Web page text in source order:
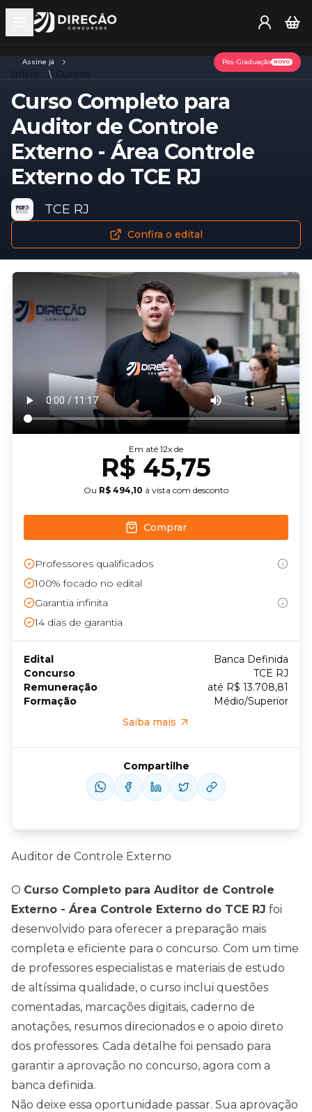
Open main menu
Assine já Pós-Graduação NOVO
Curso Completo para
Auditor de Controle
Externo - Área Controle
Externo do TCE RJ
TCE RJ
Confira o edital
Auditor de Controle Externo
O Curso Completo para Auditor de Controle
Externo - Área Controle Externo do TCE RJ foi
desenvolvido para oferecer a preparação mais
completa e eficiente para o concurso. Com um time
de professores especialistas e materiais de estudo
de altíssima qualidade, o curso inclui questões
comentadas, marcações digitais, caderno de
anotações, resumos direcionados e o apoio direto
dos professores. Cada detalhe foi pensado para
garantir a aprovação no concurso, agora com a
banca definida.
Não deixe essa oportunidade passar. Sua aprovação
Em até 12x de
R$ 45,75
Ou R$ 494,10 à vista com desconto
Comprar
Professores qualificados
100% focado no edital
Garantia infinita
14 dias de garantia
Edital
Banca Definida
Concurso
TCE RJ
Remuneração
até R$ 13.708,81
Formação
Médio/Superior
Saiba mais
Compartilhe